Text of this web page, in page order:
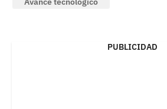
PUBLICIDAD